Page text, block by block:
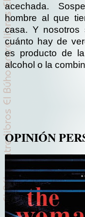
acechada.
hombre al que
casa. Y nosotros
cuánto hay de
es producto de
alcohol o la
OPINIÓN